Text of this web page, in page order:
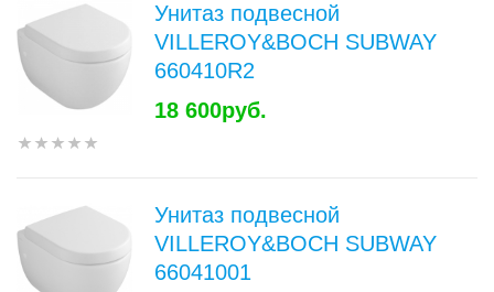
Унитаз подвесной
VILLEROY&BOCH SUBWAY
660410R2
18 600руб.
Унитаз подвесной
VILLEROY&BOCH SUBWAY
66041001